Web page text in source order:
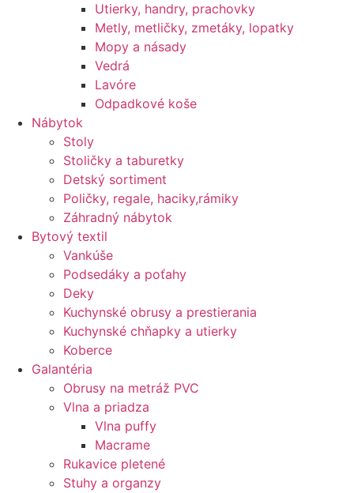
Utierky, handry, prachovky
Metly, metličky, zmetáky, lopatky
Mopy a násady
Vedrá
Lavóre
Odpadkové koše
Nábytok
Stoly
Stoličky a taburetky
Detský sortiment
Poličky, regale, haciky,rámiky
Záhradný nábytok
Bytový textil
Vankúše
Podsedáky a poťahy
Deky
Kuchynské obrusy a prestierania
Kuchynské chňapky a utierky
Koberce
Galantéria
Obrusy na metráž PVC
Vlna a priadza
Vlna puffy
Macrame
Rukavice pletené
Stuhy a organzy